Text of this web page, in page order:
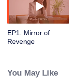
EP1: Mirror of
Revenge
You May Like